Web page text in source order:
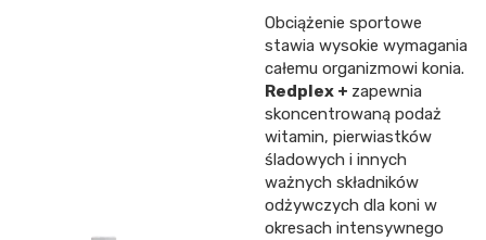
Obciążenie sportowe
stawia wysokie wymagania
całemu organizmowi konia.
Redplex + zapewnia
skoncentrowaną podaż
witamin, pierwiastków
śladowych i innych
ważnych składników
odżywczych dla koni w
okresach intensywnego